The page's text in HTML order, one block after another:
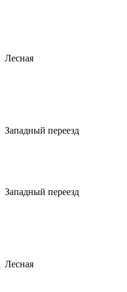
Лесная
Западный переезд
Западный переезд
Лесная